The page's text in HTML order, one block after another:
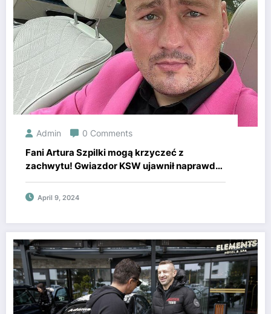
Admin 0 Comments
Fani Artura Szpilki mogą krzyczeć z
zachwytu! Gwiazdor KSW ujawnił naprawdę
wiele. Zasłaniał go tylko ręcznik
April 9, 2024